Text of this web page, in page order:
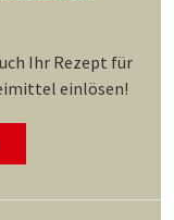
Ihr Rezept für
einlösen!